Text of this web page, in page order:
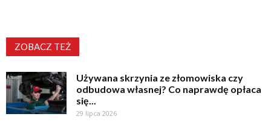
ZOBACZ TEŻ
Używana skrzynia ze złomowiska czy
odbudowa własnej? Co naprawdę opłaca
się...
29 lipca 2026